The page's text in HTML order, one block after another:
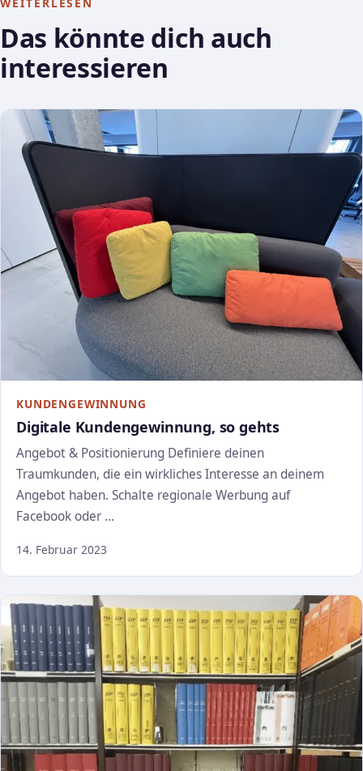
WEITERLESEN
Das könnte dich auch
interessieren
KUNDENGEWINNUNG
Digitale Kundengewinnung, so gehts
Angebot & Positionierung Definiere deinen
Traumkunden, die ein wirkliches Interesse an deinem
Angebot haben. Schalte regionale Werbung auf
Facebook oder …
14. Februar 2023